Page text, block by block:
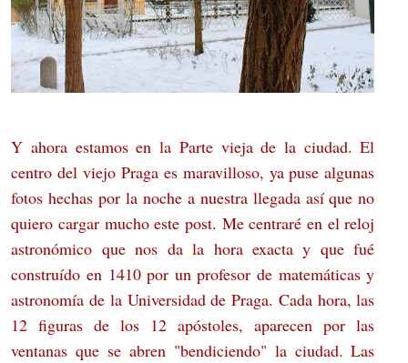
Y ahora estamos en la Parte vieja de la ciudad. El
centro del viejo Praga es maravilloso, ya puse algunas
fotos hechas por la noche a nuestra llegada así que no
quiero cargar mucho este post. Me centraré en el reloj
astronómico que nos da la hora exacta y que fué
construído en 1410 por un profesor de matemáticas y
astronomía de la Universidad de Praga. Cada hora, las
12 figuras de los 12 apóstoles, aparecen por las
ventanas que se abren "bendiciendo" la ciudad. Las